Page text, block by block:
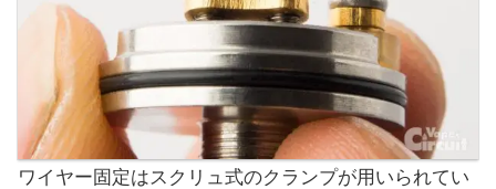
ワイヤー固定はスクリュ式のクランプが用いられてい